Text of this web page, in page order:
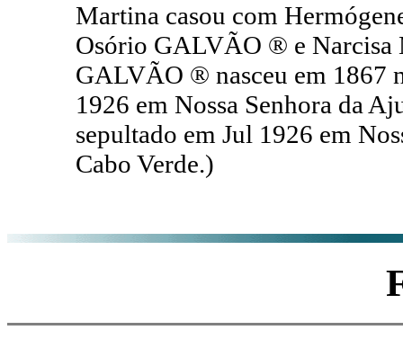
Martina casou com
Osório GALVÃO ® e Narcisa
GALVÃO ® nasceu em 1867
1926 em Nossa Senhora da
sepultado em Jul 1926 em
Cabo Verde.)